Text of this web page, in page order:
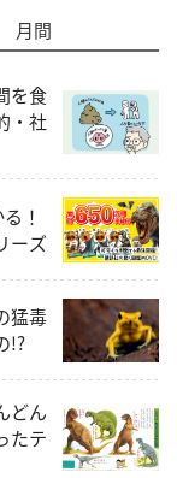
月間
を食
・社
！
ーズ
猛毒
!?
どん
たテ